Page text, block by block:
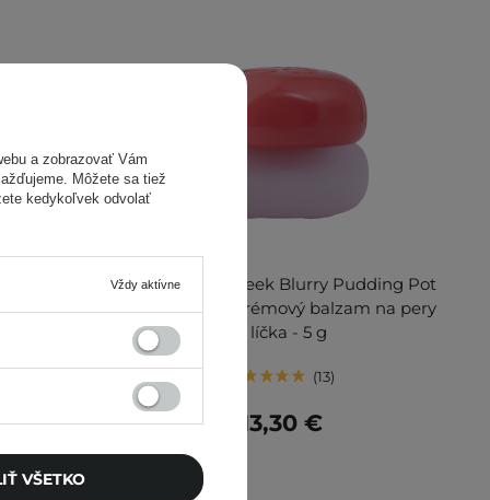
- JP02
Fwee - Lip&Cheek Blurry Pudding Pot
- CR02 Boy - Krémový balzam na pery
a líčka - 5 g
13
13,30 €
a zobrazovať Vám
Môžete sa tiež
kedykoľvek odvolať
Vždy aktívne
VŠETKO